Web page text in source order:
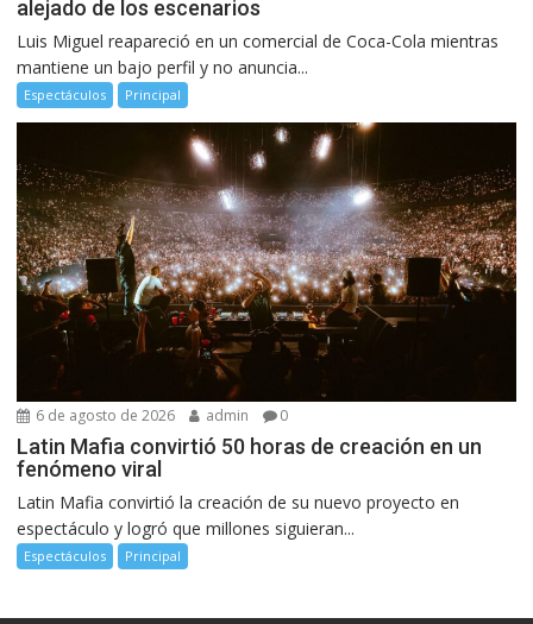
alejado de los escenarios
Luis Miguel reapareció en un comercial de Coca-Cola mientras
mantiene un bajo perfil y no anuncia...
Espectáculos Principal
6 de agosto de 2026 admin 0
Latin Mafia convirtió 50 horas de creación en un
fenómeno viral
Latin Mafia convirtió la creación de su nuevo proyecto en
espectáculo y logró que millones siguieran...
Espectáculos Principal